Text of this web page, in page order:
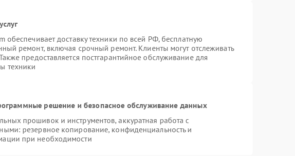
обеспечивает доставку техники по всей РФ, бесплатную
ремонт, включая срочный ремонт. Клиенты могут отслеживать
предоставляется постгарантийное обслуживание для
техники
решение и безопасное обслуживание данных
прошивок и инструментов, аккуратная работа с
резервное копирование, конфиденциальность и
при необходимости